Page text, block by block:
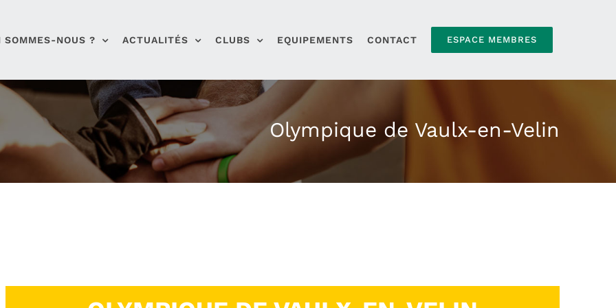
SOMMES-NOUS ? ACTUALITÉS CLUBS EQUIPEMENTS CONTACT ESPACE MEMBRES
Olympique de Vaulx-en-Velin